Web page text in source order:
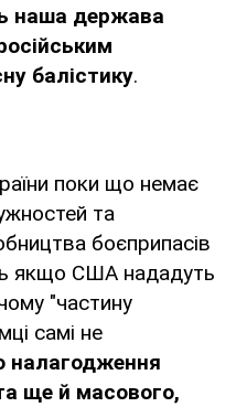
наша держава
балістику.
поки що немає
та
боєприпасів
якщо США нададуть
"частину
самі не
налагодження
ще й масового,